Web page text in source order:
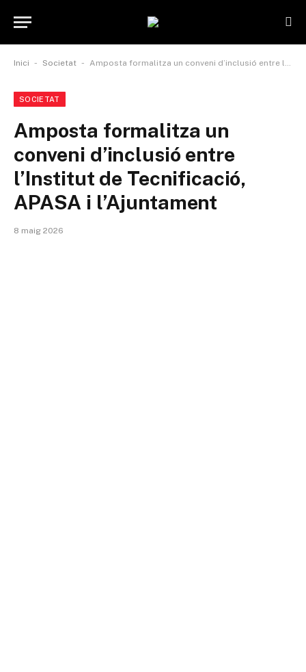
Inici - Societat - Amposta formalitza un conveni d’inclusió entre l’Institut de Tecnificació, APASA i l’Ajuntament
SOCIETAT
Amposta formalitza un
conveni d’inclusió entre
l’Institut de Tecnificació,
APASA i l’Ajuntament
8 maig 2026